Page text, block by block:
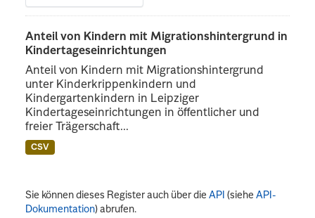
Anteil von Kindern mit Migrationshintergrund in
Kindertageseinrichtungen
Anteil von Kindern mit Migrationshintergrund
unter Kinderkrippenkindern und
Kindergartenkindern in Leipziger
Kindertageseinrichtungen in öffentlicher und
freier Trägerschaft...
CSV
Sie können dieses Register auch über dieAPI (sieheAPI-
Dokumentation) abrufen.